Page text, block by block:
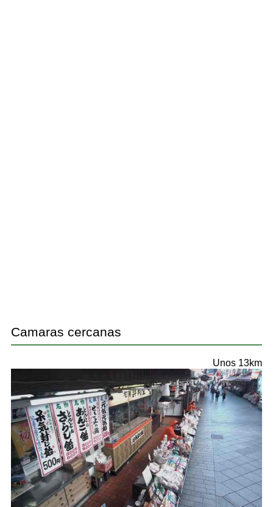
Camaras cercanas
Unos 13km